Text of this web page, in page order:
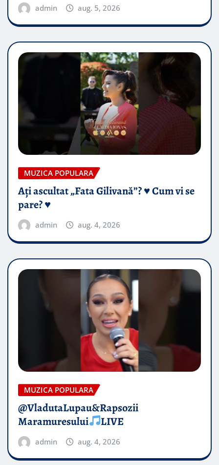
admin aug. 5, 2026
MUZICA POPULARA
Ați ascultat „Fata Gilivană”? ♥️ Cum vi se
pare? ♥️
admin aug. 4, 2026
MUZICA POPULARA
@VladutaLupau&Rapsozii
Maramuresului
LIVE
admin aug. 4, 2026